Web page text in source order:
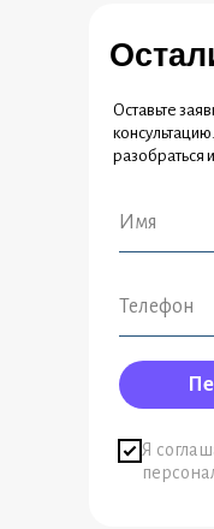
Я
Оставьте
разобраться